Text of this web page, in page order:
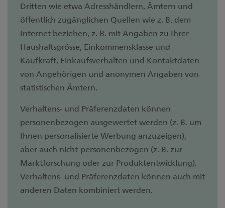
Dritten wie etwa Adresshändlern, Ämtern und
öffentlich zugänglichen Quellen wie z. B. dem
Internet beziehen, z. B. mit Angaben zu Ihrer
Haushaltsgrösse, Einkommensklasse und
Kaufkraft, Einkaufsverhalten und Kontaktdaten
von Angehörigen und anonymen Angaben von
statistischen Ämtern.
Verhaltens- und Präferenzdaten können
personenbezogen ausgewertet werden (z. B. um
Ihnen personalisierte Werbung anzuzeigen),
aber auch nicht-personenbezogen (z. B. zur
Marktforschung oder zur Produktentwicklung).
Verhaltens- und Präferenzdaten können auch mit
anderen Daten kombiniert werden.